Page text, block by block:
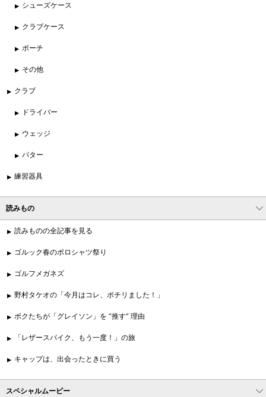
シューズケース
クラブケース
ポーチ
その他
クラブ
ドライバー
ウェッジ
パター
練習器具
読みもの
読みものの全記事を見る
ゴルック春のポロシャツ祭り
ゴルフメガネズ
野村タケオの「今月はコレ、ポチリました！」
ボクたちが「グレイソン」を “推す” 理由
「レザースパイク、もう一度！」の旅
キャップは、出会ったときに買う
スペシャルムービー